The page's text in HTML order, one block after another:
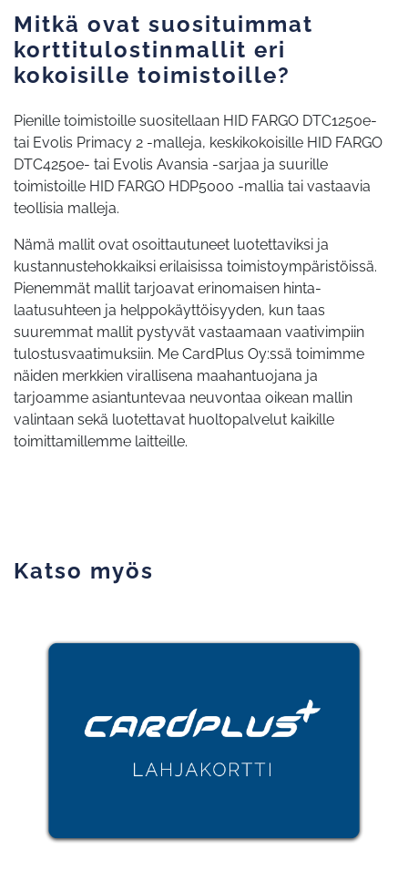
Mitkä ovat suosituimmat
korttitulostinmallit eri
kokoisille toimistoille?
Pienille toimistoille suositellaan HID FARGO DTC1250e-
tai Evolis Primacy 2 -malleja, keskikokoisille HID FARGO
DTC4250e- tai Evolis Avansia -sarjaa ja suurille
toimistoille HID FARGO HDP5000 -mallia tai vastaavia
teollisia malleja.
Nämä mallit ovat osoittautuneet luotettaviksi ja
kustannustehokkaiksi erilaisissa toimistoympäristöissä.
Pienemmät mallit tarjoavat erinomaisen hinta-
laatusuhteen ja helppokäyttöisyyden, kun taas
suuremmat mallit pystyvät vastaamaan vaativimpiin
tulostusvaatimuksiin. Me CardPlus Oy:ssä toimimme
näiden merkkien virallisena maahantuojana ja
tarjoamme asiantuntevaa neuvontaa oikean mallin
valintaan sekä luotettavat huoltopalvelut kaikille
toimittamillemme laitteille.
Katso myös